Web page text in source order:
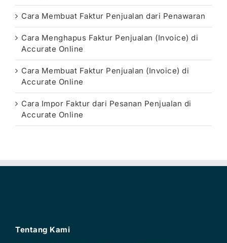
Cara Membuat Faktur Penjualan dari Penawaran
Cara Menghapus Faktur Penjualan (Invoice) di
Accurate Online
Cara Membuat Faktur Penjualan (Invoice) di
Accurate Online
Cara Impor Faktur dari Pesanan Penjualan di
Accurate Online
Tentang Kami